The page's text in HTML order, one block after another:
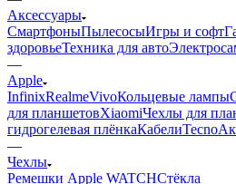
Аксессуары
СмартфоныПылесосыИгры и софт
здоровьеТехника для авто
—
Apple
InfinixRealmeVivoКольцевые лампы
для планшетовXiaomiЧехлы для
гидрогелевая плёнкаКабелиTecno
—
Чехлы
Ремешки Apple WATCHСтёкла